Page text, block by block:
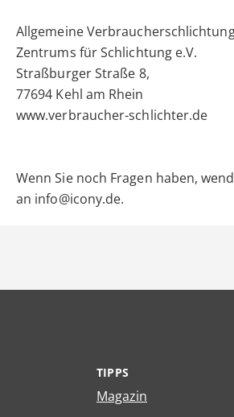
Allgemeine
Zentrums für Schlichtung e.V.
Straßburger Straße 8,
77694 Kehl am Rhein
www.verbraucher-schlichter.de
Wenn Sie noch Fragen haben,
an info@icony.de.
TIPPS
Magazin